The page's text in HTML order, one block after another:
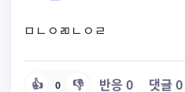
ㅁㄴㅇㄻㄴㅇㄹ
👍 0 👎 반응 0 댓글 0